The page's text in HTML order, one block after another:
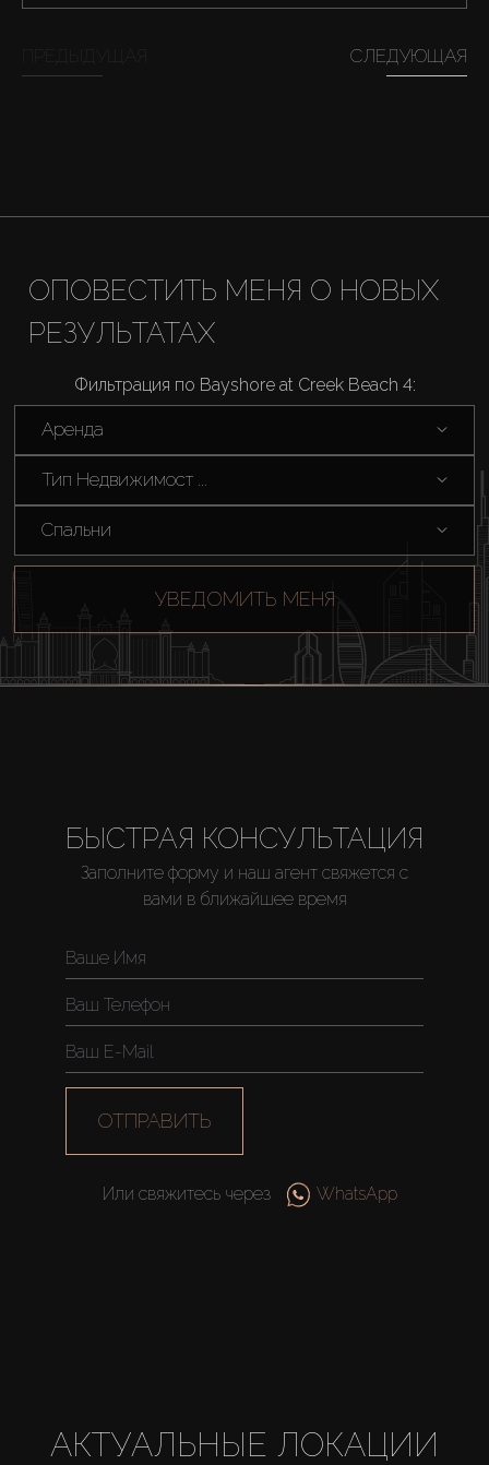
Агенты
About Us
СЛЕДУЮЩАЯ
ОПОВЕСТИТЬ МЕНЯ О НОВЫХ
РЕЗУЛЬТАТАХ
Фильтрация по Bayshore at Creek Beach 4:
Аренда
Тип Недвижимост ...
Спальни
УВЕДОМИТЬ МЕНЯ
БЫСТРАЯ КОНСУЛЬТАЦИЯ
Заполните форму и наш агент свяжется с
вами в ближайшее время
ОТПРАВИТЬ
Или свяжитесь через WhatsApp
АКТУАЛЬНЫЕ ЛОКАЦИИ